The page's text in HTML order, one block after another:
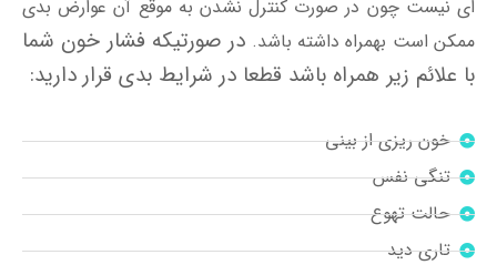
ای نیست چون در صورت کنترل نشدن به موقع آن عوارض بدی
ممکن است بهمراه داشته باشد. در صورتیکه فشار خون شما
با علائم زیر همراه باشد قطعا در شرایط بدی قرار دارید:
خون ریزی از بینی
تنگی نفس
حالت تهوع
تاری دید